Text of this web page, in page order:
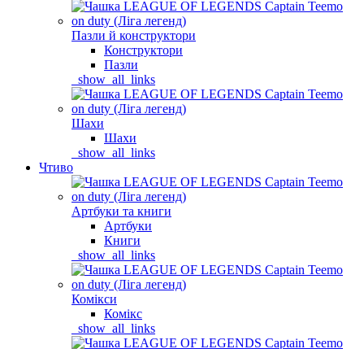
Пазли й конструктори
Конструктори
Пазли
_show_all_links
Шахи
Шахи
_show_all_links
Чтиво
Артбуки та книги
Артбуки
Книги
_show_all_links
Комікси
Комікс
_show_all_links